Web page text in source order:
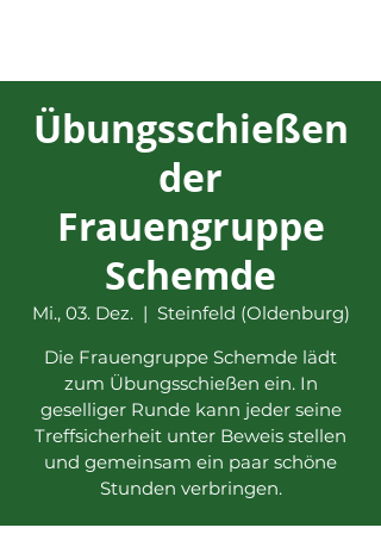
Übungsschießen
der
Frauengruppe
Schemde
Mi., 03. Dez.
  |
Steinfeld (Oldenburg)
Die Frauengruppe Schemde lädt
zum Übungsschießen ein. In
geselliger Runde kann jeder seine
Treffsicherheit unter Beweis stellen
und gemeinsam ein paar schöne
Stunden verbringen.